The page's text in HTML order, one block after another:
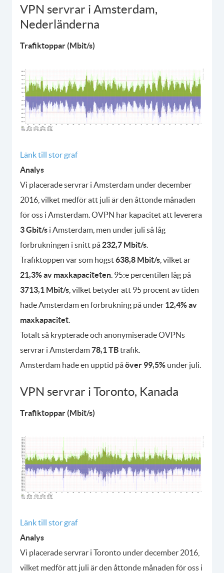
VPN servrar i Amsterdam,
Nederländerna
Trafiktoppar (Mbit/s)
Länk till stor graf
Analys
Vi placerade servrar i Amsterdam under december
2016, vilket medför att juli är den åttonde månaden
för oss i Amsterdam. OVPN har kapacitet att leverera
3 Gbit/s i Amsterdam, men under juli så låg
förbrukningen i snitt på 232,7 Mbit/s.
Trafiktoppen var som högst638,8 Mbit/s , vilket är
21,3% av maxkapaciteten. 95:e percentilen låg på
3713,1 Mbit/s , vilket betyder att 95 procent av tiden
hade Amsterdam en förbrukning på under 12,4% av
maxkapacitet.
Totalt så krypterade och anonymiserade OVPNs
servrar i Amsterdam78,1 TBtrafik.
Amsterdam hade en upptid påöver 99,5% under juli.
VPN servrar i Toronto, Kanada
Trafiktoppar (Mbit/s)
Länk till stor graf
Analys
Vi placerade servrar i Toronto under december 2016,
vilket medför att juli är den åttonde månaden för oss i